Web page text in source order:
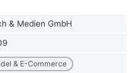
& Medien GmbH
& E-Commerce